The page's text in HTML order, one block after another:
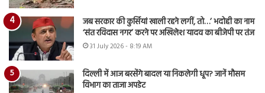
जब सरकार की कुर्सियां खाली रहने लगीं, तो…’ भदोही का नाम
‘संत रविदास नगर’ करने पर अखिलेश यादव का बीजेपी पर तंज
31 July 2026 - 8:19 AM
दिल्ली में आज बरसेंगे बादल या निकलेगी धूप? जानें मौसम
विभाग का ताजा अपडेट